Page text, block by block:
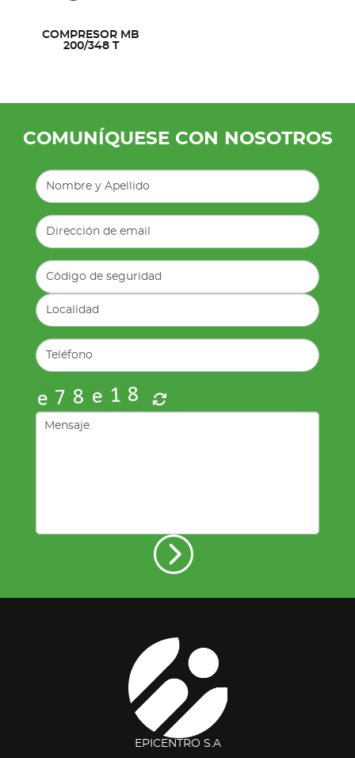
COMPRESOR MB
200/348 T
COMUNÍQUESE CON NOSOTROS
EPICENTRO S.A